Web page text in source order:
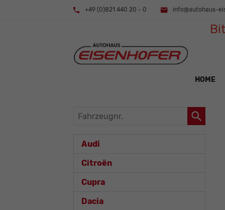
+49 (0)821 440 20 - 0 info@autohaus-
HOME
Fahrzeugnr.
Audi
Citroën
Cupra
Dacia